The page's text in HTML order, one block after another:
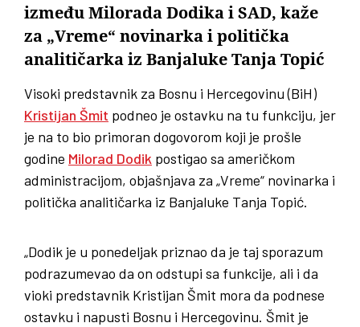
između Milorada Dodika i SAD, kaže
za „Vreme“ novinarka i politička
analitičarka iz Banjaluke Tanja Topić
Visoki predstavnik za Bosnu i Hercegovinu (BiH)
Kristijan Šmit podneo je ostavku na tu funkciju, jer
je na to bio primoran dogovorom koji je prošle
godine Milorad Dodik postigao sa američkom
administracijom, objašnjava za „Vreme“ novinarka i
politička analitičarka iz Banjaluke Tanja Topić.
„Dodik je u ponedeljak priznao da je taj sporazum
podrazumevao da on odstupi sa funkcije, ali i da
vioki predstavnik Kristijan Šmit mora da podnese
ostavku i napusti Bosnu i Hercegovinu. Šmit je